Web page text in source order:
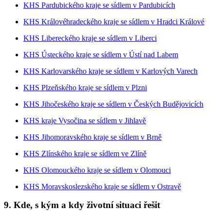
KHS Pardubického kraje se sídlem v Pardubicích
KHS Královéhradeckého kraje se sídlem v Hradci Králové
KHS Libereckého kraje se sídlem v Liberci
KHS Ústeckého kraje se sídlem v Ústí nad Labem
KHS Karlovarského kraje se sídlem v Karlových Varech
KHS Plzeňského kraje se sídlem v Plzni
KHS Jihočeského kraje se sídlem v Českých Budějovicích
KHS kraje Vysočina se sídlem v Jihlavě
KHS Jihomoravského kraje se sídlem v Brně
KHS Zlínského kraje se sídlem ve Zlíně
KHS Olomouckého kraje se sídlem v Olomouci
KHS Moravskoslezského kraje se sídlem v Ostravě
9. Kde, s kým a kdy životní situaci řešit